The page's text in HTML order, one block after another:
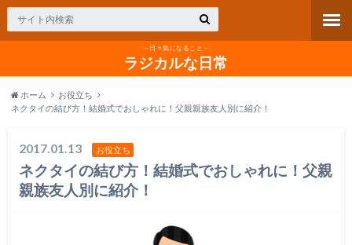
～日々気になること～
ラジカルな日常
ホーム
お役立ち
ネクタイの結び方！結婚式でおしゃれに！父親親族友人別に紹介！
2017.01.13 お役立ち
ネクタイの結び方！結婚式でおしゃれに！父親
親族友人別に紹介！